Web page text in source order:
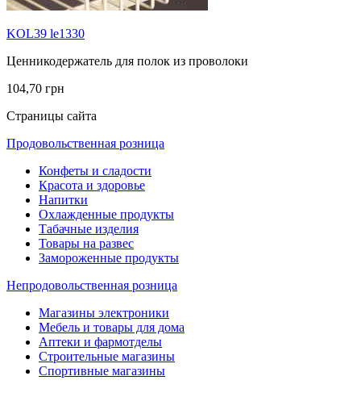
KOL39 le1330
Ценникодержатель для полок из проволоки
104,70 грн
Страницы сайта
Продовольственная розница
Конфеты и сладости
Красота и здоровье
Напитки
Охлажденные продукты
Табачные изделия
Товары на развес
Замороженные продукты
Непродовольственная розница
Магазины электроники
Мебель и товары для дома
Аптеки и фармотделы
Строительные магазины
Спортивные магазины